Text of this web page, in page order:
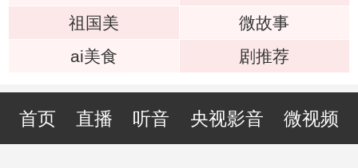
祖国美
微故事
ai美食
剧推荐
首页 直播 听音 央视影音 微视频